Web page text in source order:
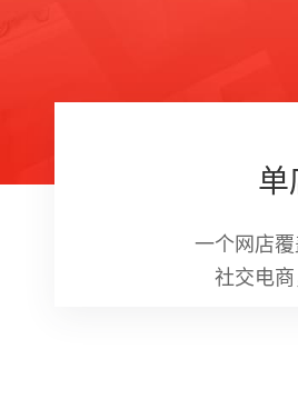
单
一个网店覆
社交电